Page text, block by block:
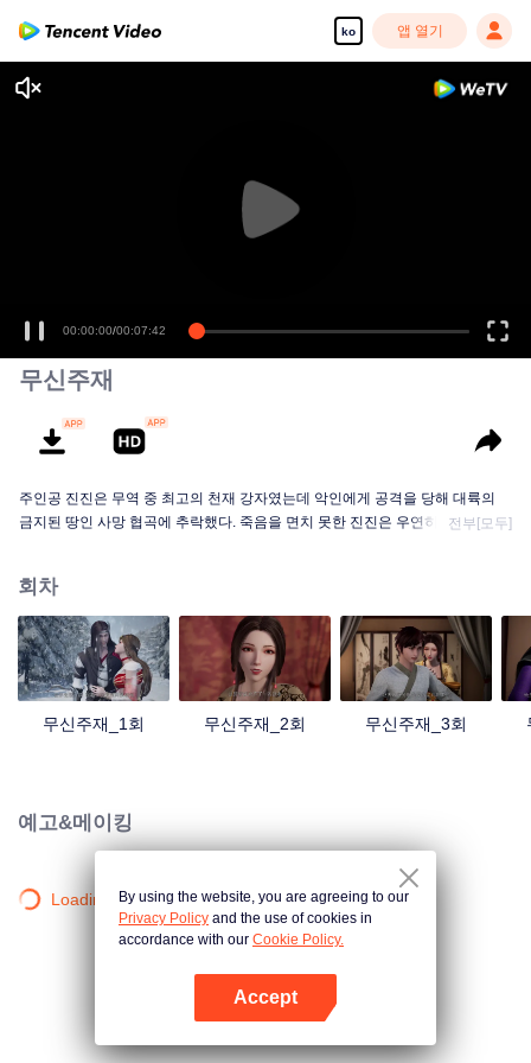
ko 앱 열기
무신주재
주인공 진진은 무역 중 최고의 천재 강자였는데 악인에게 공격을 당해 대륙의
금지된 땅인 사망 협곡에 추락했다. 죽음을 면치 못한 진진은 우연히 신비한 고
을 지키기 위해 진진은 의연하게 천하 다섯 나라를 지키는 큰 임무를 짊어지고,
다시 한번 무도길을 밟았다.
전부[모두]
회차
무신주재_1회 무신주재_2회 무신주재_3회
예고&메이킹
Loading…By using the website, you are agreeing to our
Privacy Policy and the use of cookies in
accordance with our Cookie Policy.
Accept